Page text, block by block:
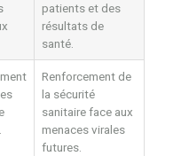
patients et des
résultats de
santé.
Renforcement de
la sécurité
sanitaire face aux
menaces virales
futures.